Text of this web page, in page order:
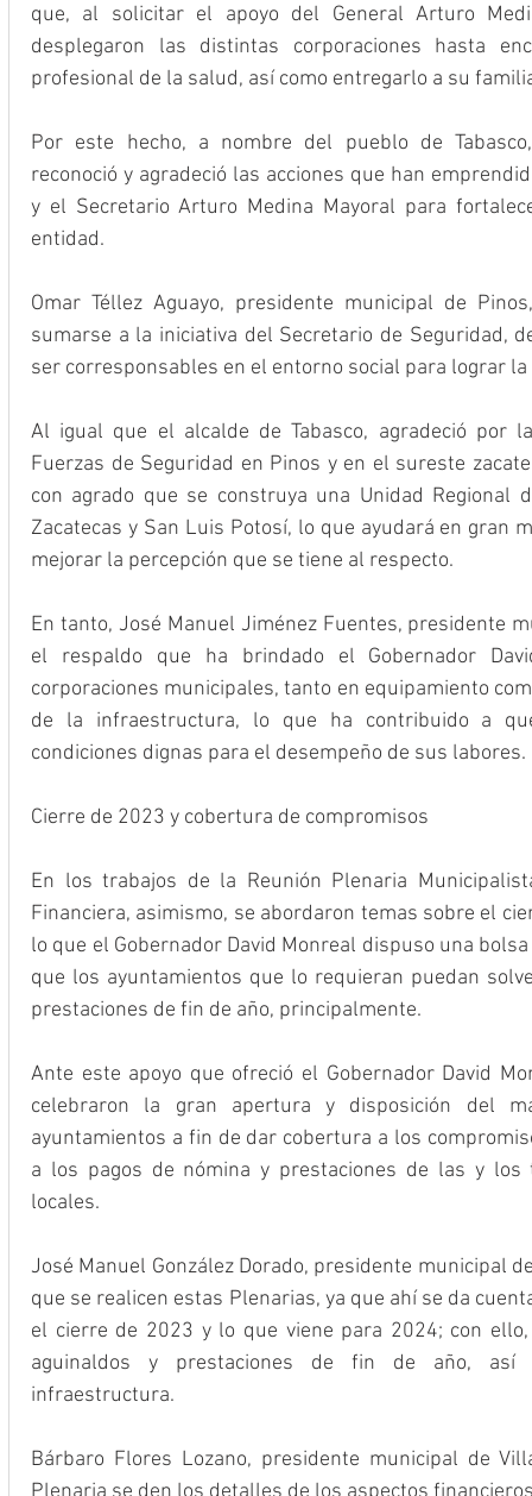
que, al solicitar el apoyo del General Arturo
desplegaron las distintas corporaciones hasta
profesional de la salud, así como entregarlo a su
Por este hecho, a nombre del pueblo de
reconoció y agradeció las acciones que han
y el Secretario Arturo Medina Mayoral para
entidad.
Omar Téllez Aguayo, presidente municipal de
sumarse a la iniciativa del Secretario de Seguridad,
ser corresponsables en el entorno social para lograr
Al igual que el alcalde de Tabasco, agradeció por
Fuerzas de Seguridad en Pinos y en el sureste
con agrado que se construya una Unidad Regional
Zacatecas y San Luis Potosí, lo que ayudará en gran
mejorar la percepción que se tiene al respecto.
En tanto, José Manuel Jiménez Fuentes, presidente
el respaldo que ha brindado el Gobernador
corporaciones municipales, tanto en equipamiento
de la infraestructura, lo que ha contribuido a
condiciones dignas para el desempeño de sus labores.
Cierre de 2023 y cobertura de compromisos
En los trabajos de la Reunión Plenaria
Financiera, asimismo, se abordaron temas sobre el
lo que el Gobernador David Monreal dispuso una
que los ayuntamientos que lo requieran puedan
prestaciones de fin de año, principalmente.
Ante este apoyo que ofreció el Gobernador David
celebraron la gran apertura y disposición del
ayuntamientos a fin de dar cobertura a los
a los pagos de nómina y prestaciones de las y los
locales.
José Manuel González Dorado, presidente municipal
que se realicen estas Plenarias, ya que ahí se da
el cierre de 2023 y lo que viene para 2024; con
aguinaldos y prestaciones de fin de año, así
infraestructura.
Bárbaro Flores Lozano, presidente municipal de